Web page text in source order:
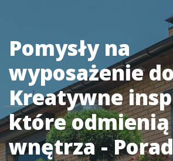
Pomysły na
wyposażenie
Kreatywne
które odmienią
wnętrza -